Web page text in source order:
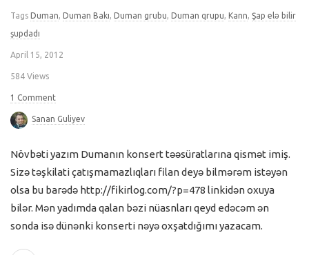
Tags Duman, Duman Bakı, Duman grubu, Duman qrupu, Kann, Şap elə bilir
şupdadı
April 15, 2012
584 Views
1 Comment
Sanan Guliyev
Növbəti yazım Dumanın konsert təəsüratlarına qismət imiş.
Sizə təşkilati çatışmamazlıqları filan deyə bilmərəm istəyən
olsa bu barədə http://fikirlog.com/?p=478 linkidən oxuya
bilər. Mən yadımda qalan bəzi nüasnları qeyd edəcəm ən
sonda isə dünənki konserti nəyə oxşatdığımı yazacam.